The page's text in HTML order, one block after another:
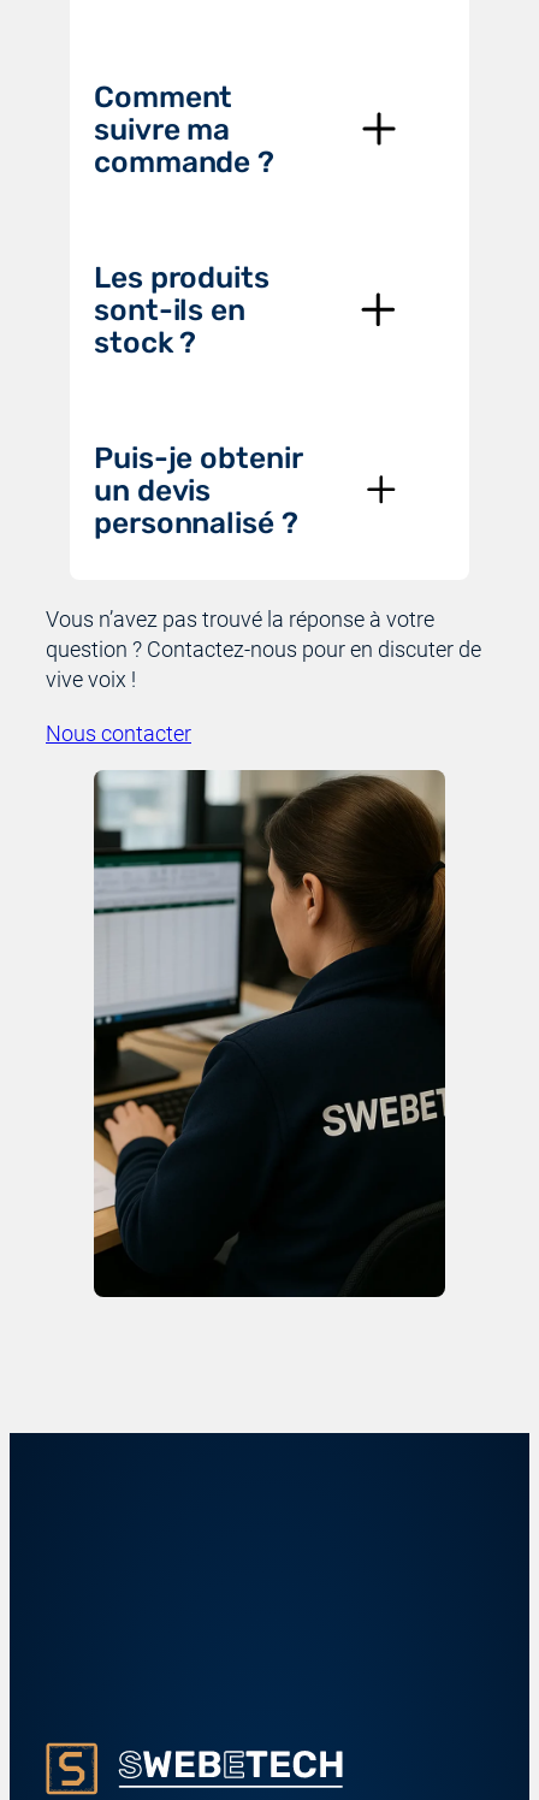
Comment
suivre ma
commande ?
Les produits
sont-ils en
stock ?
Puis-je obtenir
un devis
personnalisé ?
Vous n’avez pas trouvé la réponse à votre
question ? Contactez-nous pour en discuter de
vive voix !
Nous contacter